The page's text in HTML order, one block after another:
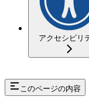
アクセシビリ
このページの内容